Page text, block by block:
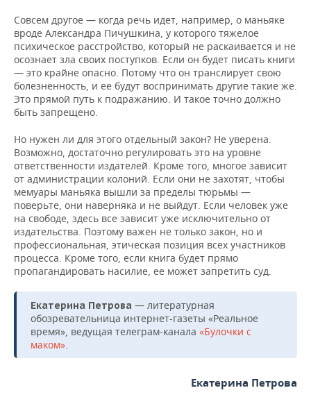
Совсем другое — когда речь идет, например, о маньяке
вроде Александра Пичушкина, у которого тяжелое
психическое расстройство, который не раскаивается и не
осознает зла своих поступков. Если он будет писать книги
— это крайне опасно. Потому что он транслирует свою
болезненность, и ее будут воспринимать другие такие же.
Это прямой путь к подражанию. И такое точно должно
быть запрещено.
Но нужен ли для этого отдельный закон? Не уверена.
Возможно, достаточно регулировать это на уровне
ответственности издателей. Кроме того, многое зависит
от администрации колоний. Если они не захотят, чтобы
мемуары маньяка вышли за пределы тюрьмы —
поверьте, они наверняка и не выйдут. Если человек уже
на свободе, здесь все зависит уже исключительно от
издательства. Поэтому важен не только закон, но и
профессиональная, этическая позиция всех участников
процесса. Кроме того, если книга будет прямо
пропагандировать насилие, ее может запретить суд.
Екатерина Петрова — литературная
обозревательница интернет-газеты «Реальное
время», ведущая телеграм-канала «Булочки с
маком».
Екатерина Петрова